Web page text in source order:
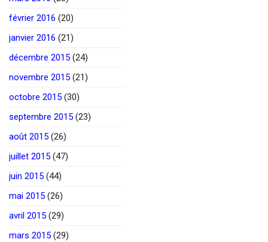
février 2016 (20)
janvier 2016 (21)
décembre 2015 (24)
novembre 2015 (21)
octobre 2015 (30)
septembre 2015 (23)
août 2015 (26)
juillet 2015 (47)
juin 2015 (44)
mai 2015 (26)
avril 2015 (29)
mars 2015 (29)